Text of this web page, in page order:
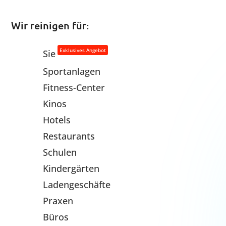
Wir reinigen für:
Sie Exklusives Angebot
Sportanlagen
Fitness-Center
Kinos
Hotels
Restaurants
Schulen
Kindergärten
Ladengeschäfte
Praxen
Büros